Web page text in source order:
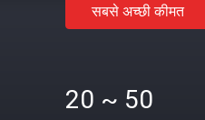
सबसे अच्छी कीमत
20 ~ 50